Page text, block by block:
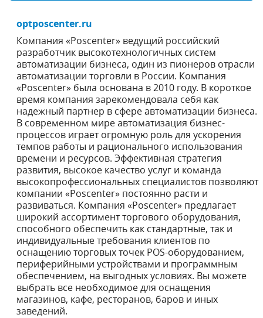
optposcenter.ru
Компания «Poscenter» ведущий российский
разработчик высокотехнологичных систем
автоматизации бизнеса, один из пионеров отрасли
автоматизации торговли в России. Компания
«Poscenter» была основана в 2010 году. В короткое
время компания зарекомендовала себя как
надежный партнер в сфере автоматизации бизнеса.
В современном мире автоматизация бизнес-
процессов играет огромную poль для ускорения
темпов работы и рационального использования
времени и ресурсов. Эффективная стратегия
развития, высокое качество услуг и команда
высокопрофессиональных специалистов позволяют
компании «Poscenter» постоянно расти и
развиваться. Компания «Poscenter» предлагает
широкий ассортимент торгового оборудования,
способного обеспечить как стандартные, так и
индивидуальные требования клиентов по
оснащению торговых точек POS-оборудованием,
периферийными устройствами и программным
обеспечением, на выгодных условиях. Вы можете
выбрать все необходимое для оснащения
магазинов, кафе, ресторанов, баров и иных
заведений.